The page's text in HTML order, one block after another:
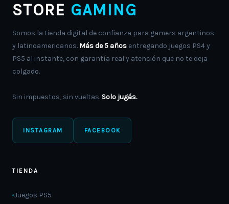
STORE GAMING
Somos la tienda digital de confianza para gamers argentinos
y latinoamericanos. Más de 5 años entregando juegos PS4 y
PS5 al instante, con garantía real y atención que no te deja
colgado.
Sin impuestos, sin vueltas. Solo jugás.
INSTAGRAM FACEBOOK
TIENDA
Juegos PS5